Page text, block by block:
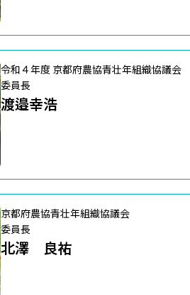
令和４年度 京都府農協青壮年組織協議会
委員長
渡邉幸浩
京都府農協青壮年組織協議会
委員長
北澤 良祐